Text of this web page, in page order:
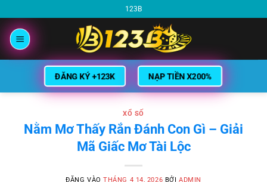
qua
nội
dung
123B
ĐĂNG KÝ +123K NẠP TIỀN X200%
XỔ SỐ
Nằm Mơ Thấy Rắn Đánh Con Gì – Giải
Mã Giấc Mơ Tài Lộc
ĐĂNG VÀOTHÁNG 4 14, 2026 BỞI ADMIN